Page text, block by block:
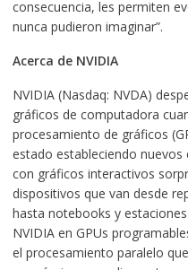
consecuencia, les permiten
nunca pudieron imaginar”.
Acerca de NVIDIA
NVIDIA (Nasdaq: NVDA)
gráficos de computadora
procesamiento de gráficos
estado estableciendo
con gráficos interactivos
dispositivos que van desde
hasta notebooks y
NVIDIA en GPUs
el procesamiento paralelo